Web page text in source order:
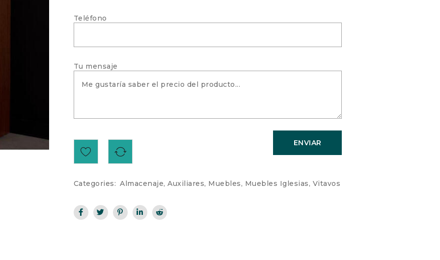
Teléfono
Tu mensaje
Categories: Almacenaje,Auxiliares, Muebles, Muebles Iglesias, Vitavos